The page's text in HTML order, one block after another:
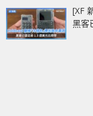
[XF
黑客